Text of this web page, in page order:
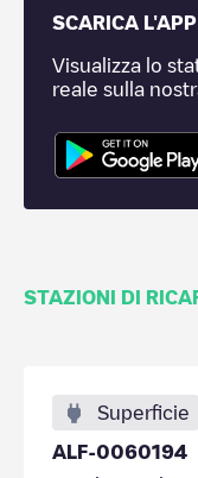
SCARICA L'APP
Visualizza lo
reale sulla
STAZIONI DI
Superficie
ALF-0060194